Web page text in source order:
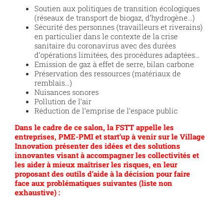
Soutien aux politiques de transition écologiques
(réseaux de transport de biogaz, d’hydrogène…)
Sécurité des personnes (travailleurs et riverains)
en particulier dans le contexte de la crise
sanitaire du coronavirus avec des durées
d’opérations limitées, des procédures adaptées…
Emission de gaz à effet de serre, bilan carbone
Préservation des ressources (matériaux de
remblais…)
Nuisances sonores
Pollution de l’air
Réduction de l’emprise de l’espace public
Dans le cadre de ce salon, la FSTT appelle les
entreprises, PME-PMI et start’up à venir sur le Village
Innovation présenter des idées et des solutions
innovantes visant à accompagner les collectivités et
les aider à mieux maîtriser les risques, en leur
proposant des outils d’aide à la décision pour faire
face aux problématiques suivantes (liste non
exhaustive) :